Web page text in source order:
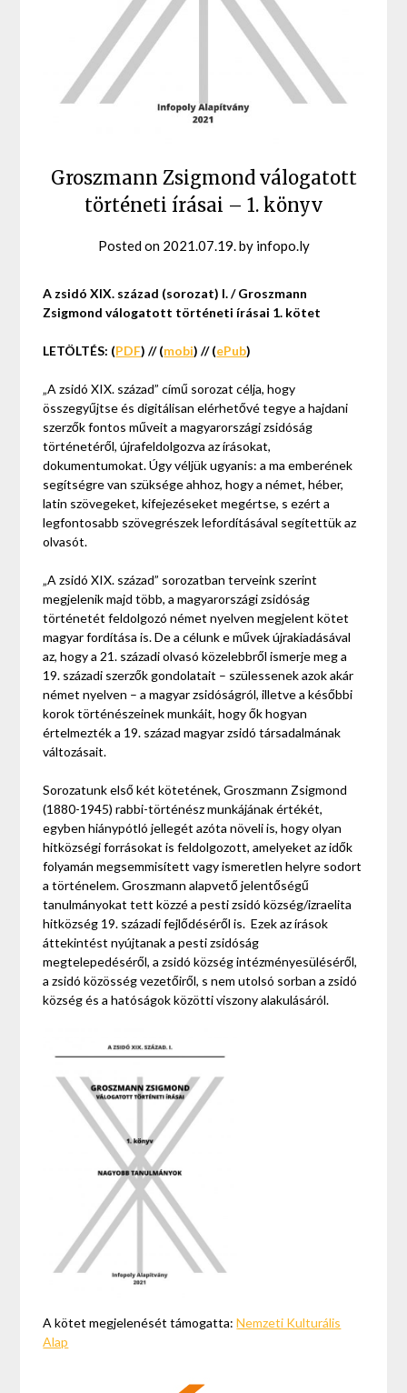
Groszmann Zsigmond válogatott
történeti írásai – 1. könyv
Posted on 2021.07.19.by infopo.ly
A zsidó XIX. század (sorozat) I. / Groszmann
Zsigmond válogatott történeti írásai 1. kötet
LETÖLTÉS: (PDF) // (mobi) // (ePub)
„A zsidó XIX. század” című sorozat célja, hogy
összegyűjtse és digitálisan elérhetővé tegye a hajdani
szerzők fontos műveit a magyarországi zsidóság
történetéről, újrafeldolgozva az írásokat,
dokumentumokat. Úgy véljük ugyanis: a ma emberének
segítségre van szüksége ahhoz, hogy a német, héber,
latin szövegeket, kifejezéseket megértse, s ezért a
legfontosabb szövegrészek lefordításával segítettük az
olvasót.
„A zsidó XIX. század” sorozatban terveink szerint
megjelenik majd több, a magyarországi zsidóság
történetét feldolgozó német nyelven megjelent kötet
magyar fordítása is. De a célunk e művek újrakiadásával
az, hogy a 21. századi olvasó közelebbről ismerje meg a
19. századi szerzők gondolatait – szülessenek azok akár
német nyelven – a magyar zsidóságról, illetve a későbbi
korok történészeinek munkáit, hogy ők hogyan
értelmezték a 19. század magyar zsidó társadalmának
változásait.
Sorozatunk első két kötetének, Groszmann Zsigmond
(1880-1945) rabbi-történész munkájának értékét,
egyben hiánypótló jellegét azóta növeli is, hogy olyan
hitközségi forrásokat is feldolgozott, amelyeket az idők
folyamán megsemmisített vagy ismeretlen helyre sodort
a történelem. Groszmann alapvető jelentőségű
tanulmányokat tett közzé a pesti zsidó község/izraelita
hitközség 19. századi fejlődéséről is. Ezek az írások
áttekintést nyújtanak a pesti zsidóság
megtelepedéséről, a zsidó község intézményesüléséről,
a zsidó közösség vezetőiről, s nem utolsó sorban a zsidó
község és a hatóságok közötti viszony alakulásáról.
A kötet megjelenését támogatta:Nemzeti Kulturális
Alap